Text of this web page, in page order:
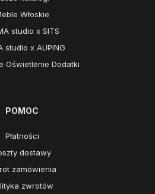
Włoskie
studio x SITS
studio x AUPING
Oświetlenie Dodatki
POMOC
Płatności
dostawy
zamówienia
zwrotów